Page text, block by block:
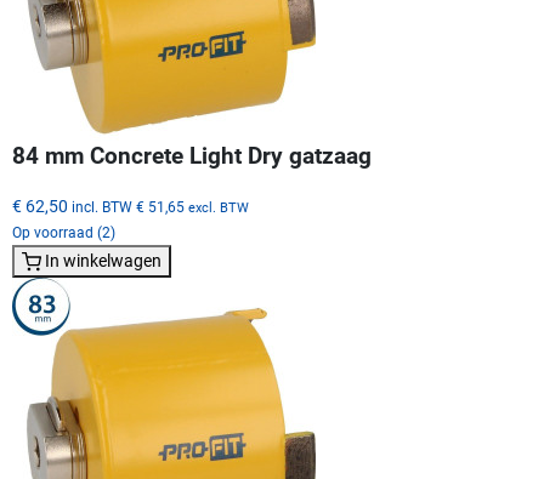
84 mm Concrete Light Dry gatzaag
€ 62,50 incl. BTW € 51,65 excl. BTW
Op voorraad (2)
In winkelwagen